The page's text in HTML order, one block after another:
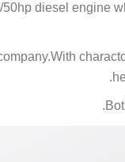
diesel engine